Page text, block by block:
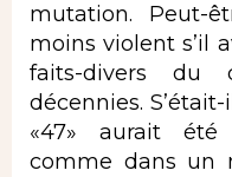
mutation. Peut-
moins violent s’il
faits-divers du
décennies.
«47» aurait été
comme dans un